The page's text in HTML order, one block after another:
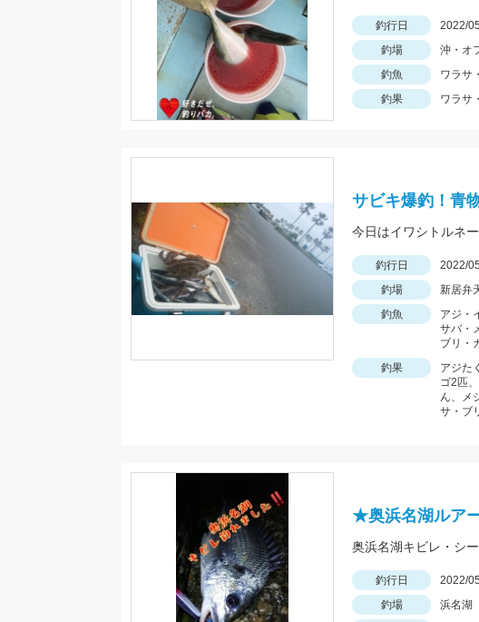
釣行日 2022/
釣場
沖・オ
釣魚
ワラサ
釣果
ワラサ
サビキ爆釣！青
今日はイワシトルネ
釣行日 2022/
釣場
新居弁
釣魚
アジ・
サバ・
ブリ・
釣果
アジた
ゴ2匹
ん、メ
サ・ブ
★奥浜名湖ルア
釣行日 2022/
釣場
浜名湖